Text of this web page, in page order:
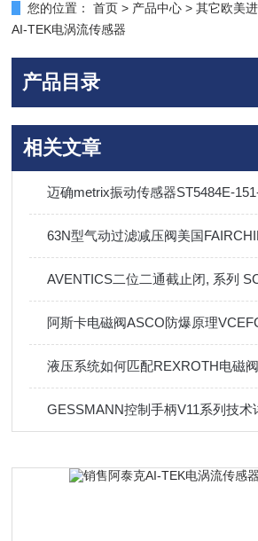
您的位置： 首页 > 产品中心 >其它欧美
AI-TEK电涡流传感器
产品目录
相关文章
迈确metrix振动传感器ST5484E-
63N型气动过滤减压阀美国
AVENTICS二位二通截止闭, 系列
阿斯卡电磁阀ASCO防爆原理
液压系统如何匹配REXROTH电磁阀
GESSMANN控制手柄V11系列技术